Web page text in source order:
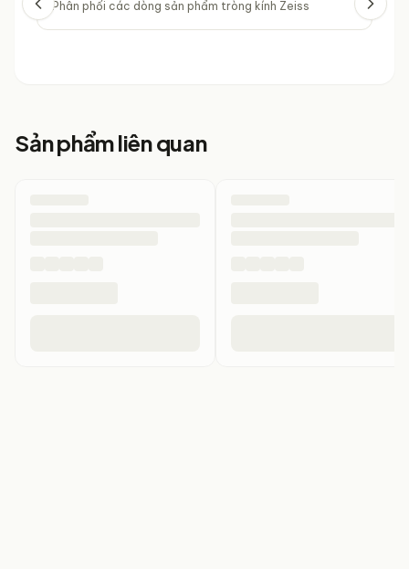
Phân phối các dòng sản phẩm tròng kính Zeiss
Sản phẩm liên quan